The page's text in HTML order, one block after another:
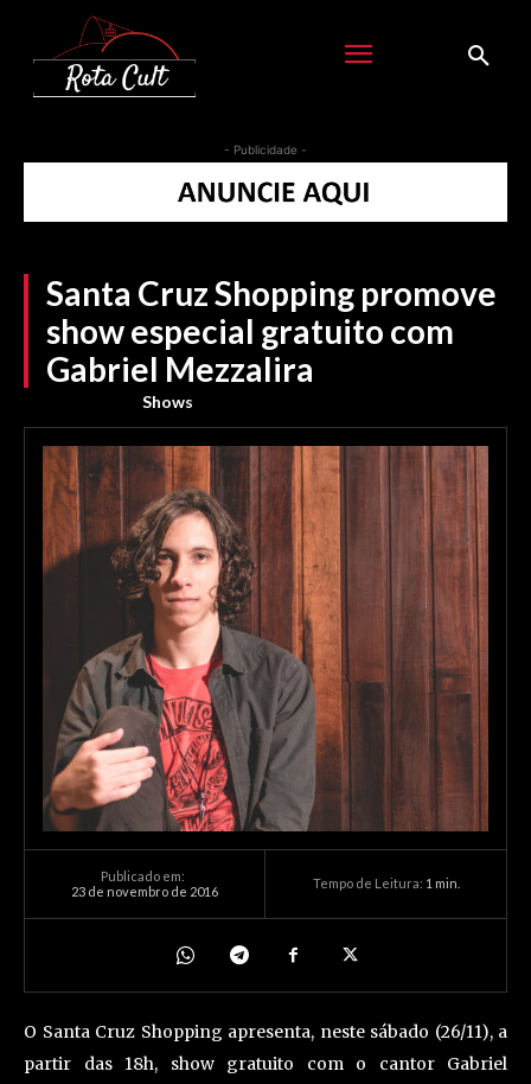
- Publicidade -
Santa Cruz Shopping promove
show especial gratuito com
Gabriel Mezzalira
Shows
Publicado em:
23 de novembro de 2016
Tempo de Leitura: 1 min.
O Santa Cruz Shopping apresenta, neste sábado (26/11), a
partir das 18h, show gratuito com o cantor Gabriel